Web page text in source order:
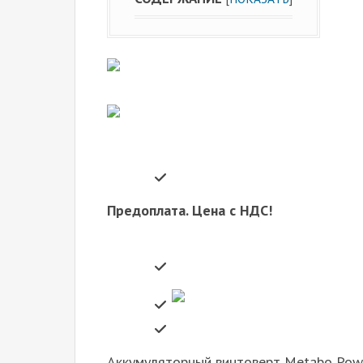
Предоплата. Цена с НДС!